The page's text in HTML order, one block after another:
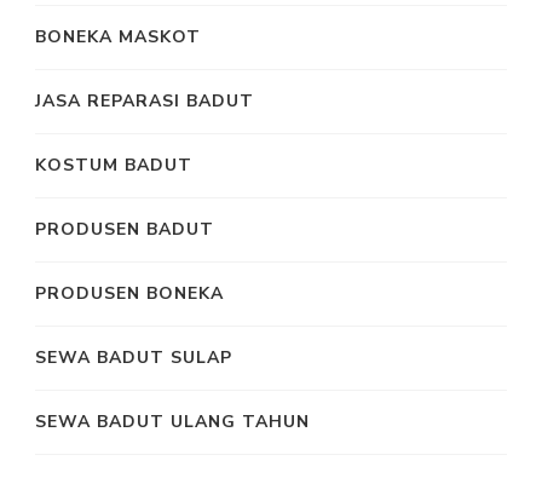
BONEKA MASKOT
JASA REPARASI BADUT
KOSTUM BADUT
PRODUSEN BADUT
PRODUSEN BONEKA
SEWA BADUT SULAP
SEWA BADUT ULANG TAHUN